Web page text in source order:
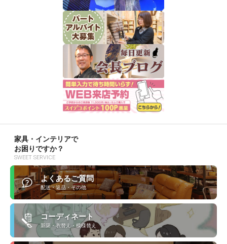
家具・インテリアで
お困りですか？
SWEET SERVICE
よくあるご質問
配送・返品・その他
コーディネート
新築・衣替え・模様替え